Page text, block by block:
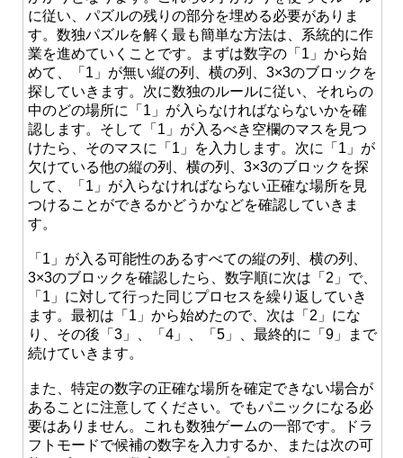
に従い、パズルの残りの部分を埋める必要がありま
す。数独パズルを解く最も簡単な方法は、系統的に作
業を進めていくことです。まずは数字の「1」から始
めて、「1」が無い縦の列、横の列、3×3のブロックを
探していきます。次に数独のルールに従い、それらの
中のどの場所に「1」が入らなければならないかを確
認します。そして「1」が入るべき空欄のマスを見つ
けたら、そのマスに「1」を入力します。次に「1」が
欠けている他の縦の列、横の列、3×3のブロックを探
して、「1」が入らなければならない正確な場所を見
つけることができるかどうかなどを確認していきま
す。
「1」が入る可能性のあるすべての縦の列、横の列、
3×3のブロックを確認したら、数字順に次は「2」で、
「1」に対して行った同じプロセスを繰り返していき
ます。最初は「1」から始めたので、次は「2」にな
り、その後「3」、「4」、「5」、最終的に「9」まで
続けていきます。
また、特定の数字の正確な場所を確定できない場合が
あることに注意してください。でもパニックになる必
要はありません。これも数独ゲームの一部です。ドラ
フトモードで候補の数字を入力するか、または次の可